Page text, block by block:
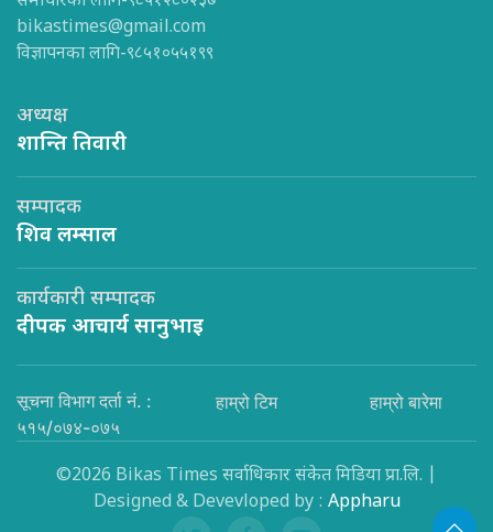
bikastimes@gmail.com
विज्ञापनका लागि-९८५१०५५१९९
अध्यक्ष
शान्ति तिवारी
सम्पादक
शिव लम्साल
कार्यकारी सम्पादक
दीपक आचार्य सानुभाइ
सूचना विभाग दर्ता नं. :
५१५/०७४-०७५
हाम्रो टिम हाम्रो बारेमा
©2026 Bikas Times सर्वाधिकार संकेत मिडिया प्रा.लि. |
Designed & Devevloped by : Appharu